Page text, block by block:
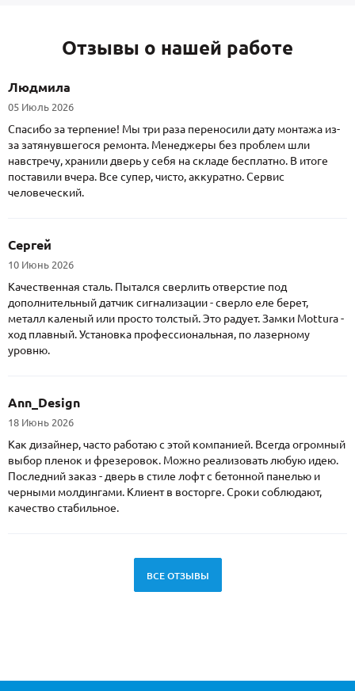
Отзывы о нашей работе
Людмила
05 Июль 2026
Спасибо за терпение! Мы три раза переносили дату монтажа из-
за затянувшегося ремонта. Менеджеры без проблем шли
навстречу, хранили дверь у себя на складе бесплатно. В итоге
поставили вчера. Все супер, чисто, аккуратно. Сервис
человеческий.
Сергей
10 Июнь 2026
Качественная сталь. Пытался сверлить отверстие под
дополнительный датчик сигнализации - сверло еле берет,
металл каленый или просто толстый. Это радует. Замки Mottura -
ход плавный. Установка профессиональная, по лазерному
уровню.
Ann_Design
18 Июнь 2026
Как дизайнер, часто работаю с этой компанией. Всегда огромный
выбор пленок и фрезеровок. Можно реализовать любую идею.
Последний заказ - дверь в стиле лофт с бетонной панелью и
черными молдингами. Клиент в восторге. Сроки соблюдают,
качество стабильное.
ВСЕ ОТЗЫВЫ